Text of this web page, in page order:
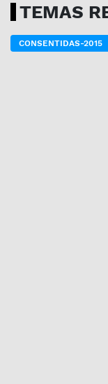
TEMAS
CONSENTIDAS-2015